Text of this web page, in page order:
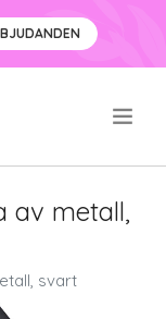
av metall,
svart